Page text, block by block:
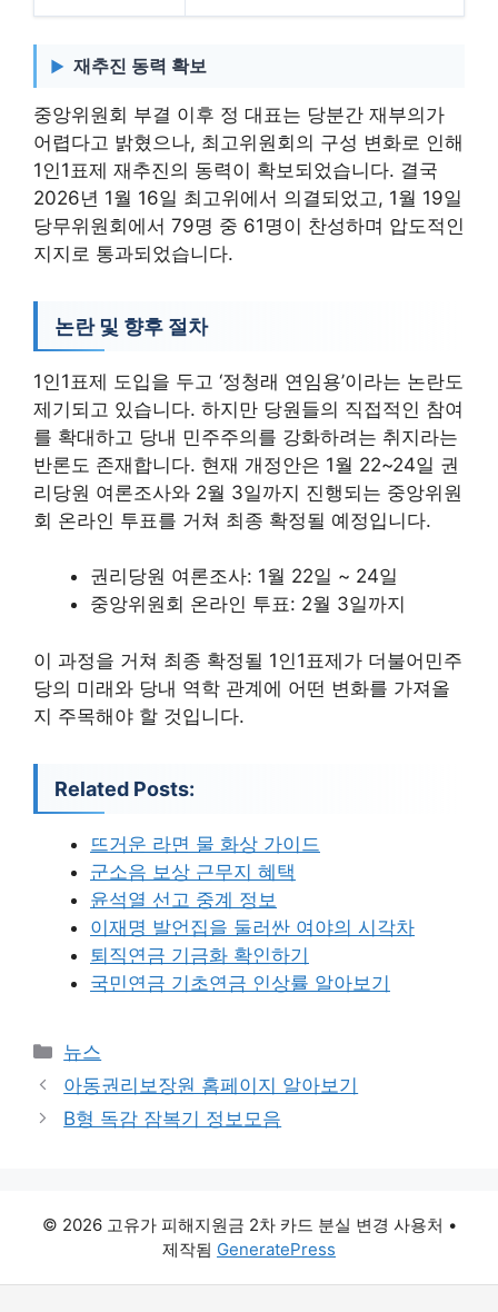
재추진 동력 확보
중앙위원회 부결 이후 정 대표는 당분간 재부의가
어렵다고 밝혔으나, 최고위원회의 구성 변화로 인해
1인1표제 재추진의 동력이 확보되었습니다. 결국
2026년 1월 16일 최고위에서 의결되었고, 1월 19일
당무위원회에서 79명 중 61명이 찬성하며 압도적인
지지로 통과되었습니다.
논란 및 향후 절차
1인1표제 도입을 두고 ‘정청래 연임용’이라는 논란도
제기되고 있습니다. 하지만 당원들의 직접적인 참여
를 확대하고 당내 민주주의를 강화하려는 취지라는
반론도 존재합니다. 현재 개정안은 1월 22~24일 권
리당원 여론조사와 2월 3일까지 진행되는 중앙위원
회 온라인 투표를 거쳐 최종 확정될 예정입니다.
권리당원 여론조사: 1월 22일 ~ 24일
중앙위원회 온라인 투표: 2월 3일까지
이 과정을 거쳐 최종 확정될 1인1표제가 더불어민주
당의 미래와 당내 역학 관계에 어떤 변화를 가져올
지 주목해야 할 것입니다.
Related Posts:
뜨거운 라면 물 화상 가이드
군소음 보상 근무지 혜택
윤석열 선고 중계 정보
이재명 발언집을 둘러싼 여야의 시각차
퇴직연금 기금화 확인하기
국민연금 기초연금 인상률 알아보기
카
테
고
리
뉴스
아동권리보장원 홈페이지 알아보기
B형 독감 잠복기 정보모음
© 2026 고유가 피해지원금 2차 카드 분실 변경 사용처 •
제작됨 GeneratePress